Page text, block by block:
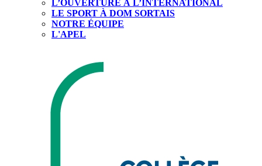
L’OUVERTURE À L’INTERNATIONAL
LE SPORT À DOM SORTAIS
NOTRE ÉQUIPE
L'APEL